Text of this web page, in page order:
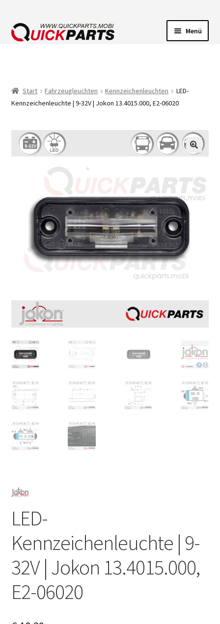
Menü
HUPEN
Start Fahrzeugleuchten Kennzeichenleuchten
LED-
Kennzeichenleuchte | 9-32V | Jokon 13.4015.000, E2-06020
LED-
Kennzeichenleuchte | 9-
32V | Jokon 13.4015.000,
E2-06020